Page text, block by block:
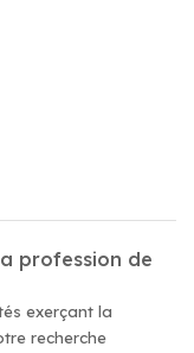
profession de
exerçant la
recherche